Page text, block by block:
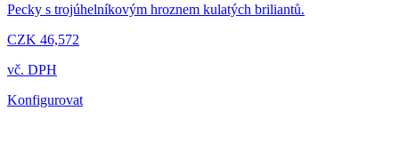
Pecky s trojúhelníkovým hroznem kulatých briliantů.
CZK 46,572
vč. DPH
Konfigurovat